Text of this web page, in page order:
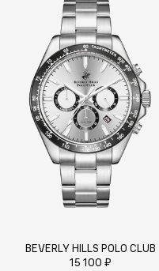
BEVERLY HILLS POLO CLUB
15 100 ₽